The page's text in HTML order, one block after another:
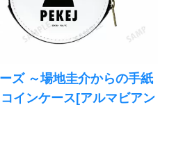
ズ ～場地圭介からの手紙
インケース[アルマビアン